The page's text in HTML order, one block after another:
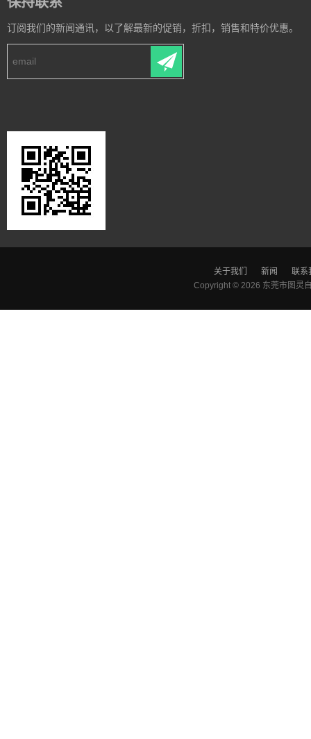
订阅我们的新闻通讯，以了解最新的促销，折扣，销售和特价优惠。
关于我们 新闻
联系
Copyright © 2026 东莞市图灵